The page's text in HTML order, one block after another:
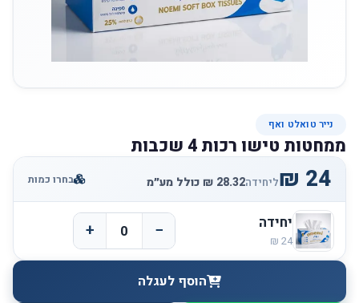
נייר טואלט ואף
ממחטות טישו רכות 4 שכבות
ליחידה בחרו כמות
יחידה −
+
הוסף לעגלה